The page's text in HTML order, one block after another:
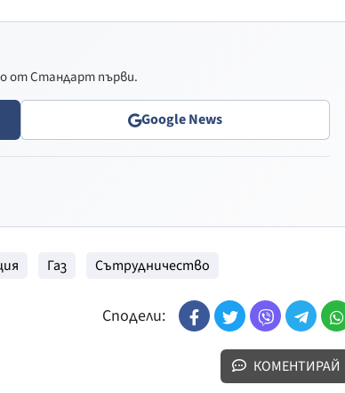
от Стандарт първи.
Google News
Газ Сътрудничество
Сподели:
КОМЕНТИРАЙ